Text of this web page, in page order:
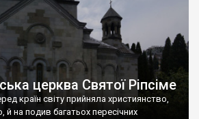
церква Святої Ріпсіме
країн світу прийняла християнство,
й на подив багатьох пересічних